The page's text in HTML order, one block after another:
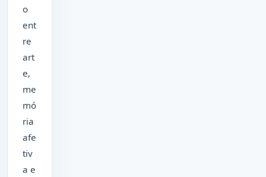
o
ent
re
art
e,
me
mó
ria
afe
tiv
a e